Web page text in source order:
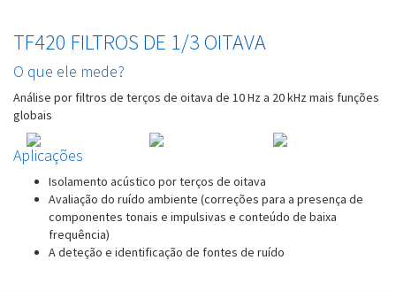
TF420 FILTROS DE 1/3 OITAVA
O que ele mede?
Análise por filtros de terços de oitava de 10 Hz a 20 kHz mais funções
globais
Aplicações
Isolamento acústico por terços de oitava
Avaliação do ruído ambiente (correções para a presença de
componentes tonais e impulsivas e conteúdo de baixa
frequência)
A deteção e identificação de fontes de ruído